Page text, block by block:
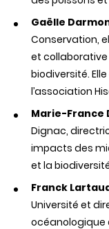
Gaëlle
Conservation,
et
biodiversité.
l’association
Marie-France
Dignac,
impacts des
et la
Franck
Université et
océanologique